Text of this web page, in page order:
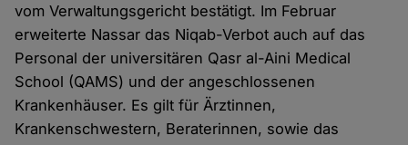
vom Verwaltungsgericht bestätigt. Im Februar
erweiterte Nassar das Niqab-Verbot auch auf das
Personal der universitären Qasr al-Aini Medical
School (QAMS) und der angeschlossenen
Krankenhäuser. Es gilt für Ärztinnen,
Krankenschwestern, Beraterinnen, sowie das